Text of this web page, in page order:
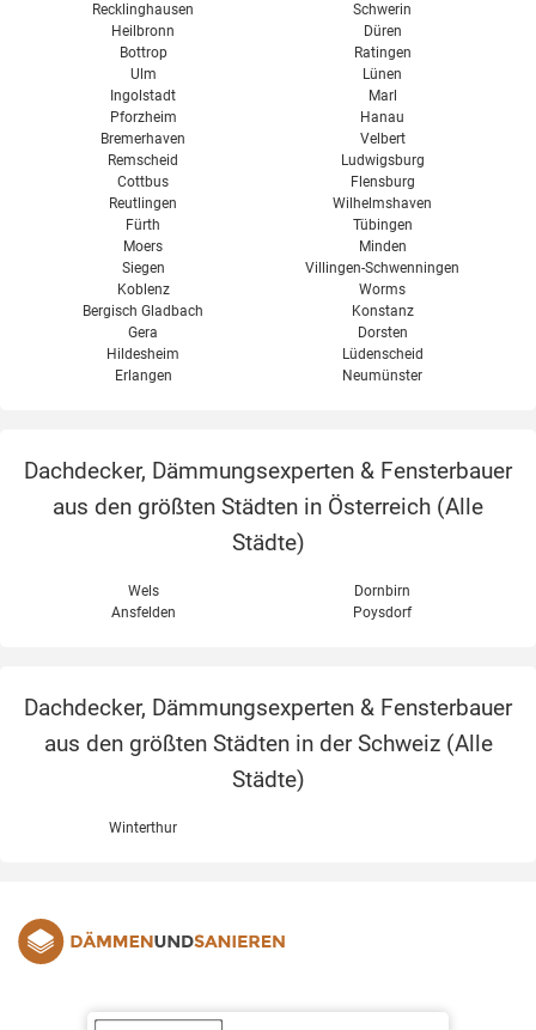
Recklinghausen
Heilbronn
Bottrop
Ulm
Ingolstadt
Pforzheim
Bremerhaven
Remscheid
Cottbus
Reutlingen
Fürth
Moers
Siegen
Koblenz
Bergisch Gladbach
Gera
Hildesheim
Erlangen
Schwerin
Düren
Ratingen
Lünen
Marl
Hanau
Velbert
Ludwigsburg
Flensburg
Wilhelmshaven
Tübingen
Minden
Villingen-Schwenningen
Worms
Konstanz
Dorsten
Lüdenscheid
Neumünster
Dachdecker, Dämmungsexperten & Fensterbauer
aus den größten Städten in Österreich (Alle
Städte)
Wels
Dornbirn
Ansfelden
Poysdorf
Dachdecker, Dämmungsexperten & Fensterbauer
aus den größten Städten in der Schweiz (Alle
Städte)
Winterthur